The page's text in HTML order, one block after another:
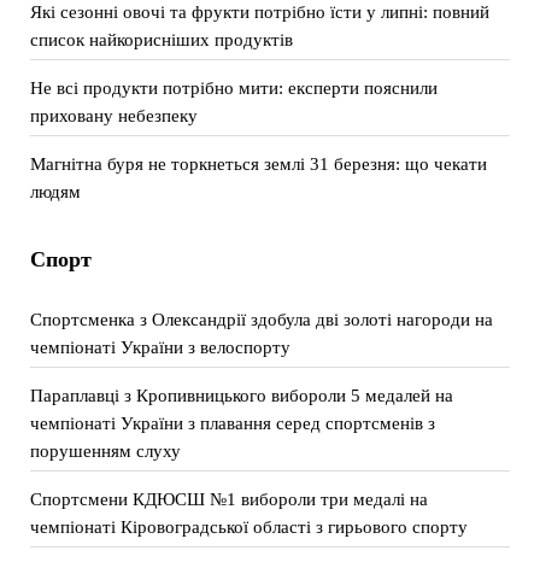
Які сезонні овочі та фрукти потрібно їсти у липні: повний
список найкорисніших продуктів
Не всі продукти потрібно мити: експерти пояснили
приховану небезпеку
Магнітна буря не торкнеться землі 31 березня: що чекати
людям
Спорт
Спортсменка з Олександрії здобула дві золоті нагороди на
чемпіонаті України з велоспорту
Параплавці з Кропивницького вибороли 5 медалей на
чемпіонаті України з плавання серед спортсменів з
порушенням слуху
Спортсмени КДЮСШ №1 вибороли три медалі на
чемпіонаті Кіровоградської області з гирьового спорту